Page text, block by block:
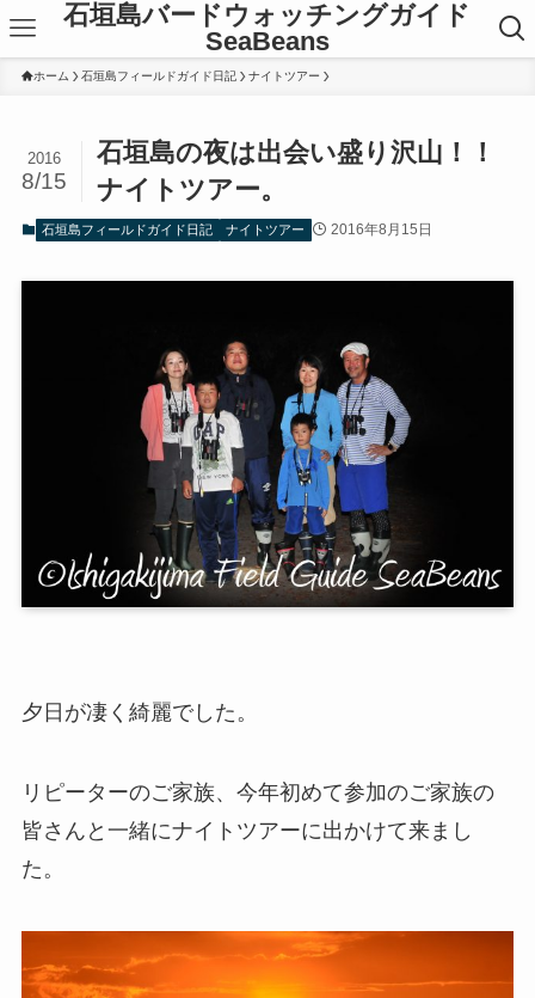
石垣島バードウォッチングガイド
SeaBeans
ホーム 石垣島フィールドガイド日記 ナイトツアー
石垣島の夜は出会い盛り沢山！！
ナイトツアー。
2016
8/15
石垣島フィールドガイド日記 ナイトツアー 2016年8月15日
夕日が凄く綺麗でした。
リピーターのご家族、今年初めて参加のご家族の
皆さんと一緒にナイトツアーに出かけて来まし
た。